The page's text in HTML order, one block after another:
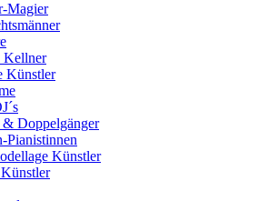
Magier
Kellner
Künstler
Doppelgänger
Pianistinnen
Künstler